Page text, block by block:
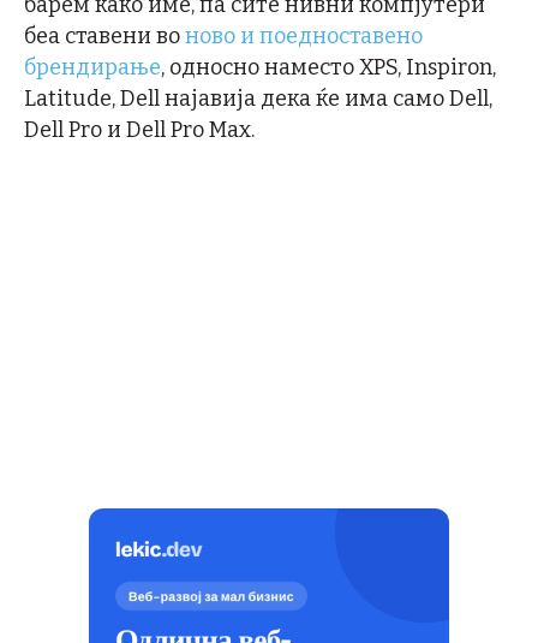
беа ставени воново и поедноставено
брендирање, односно наместо XPS, Inspiron,
Latitude, Dell најавија дека ќе има само Dell,
Dell Pro и Dell Pro Max.